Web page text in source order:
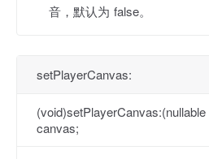
音，默认为 false。
setPlayerCanvas:
(void)setPlayerCanvas:(nullable
canvas;